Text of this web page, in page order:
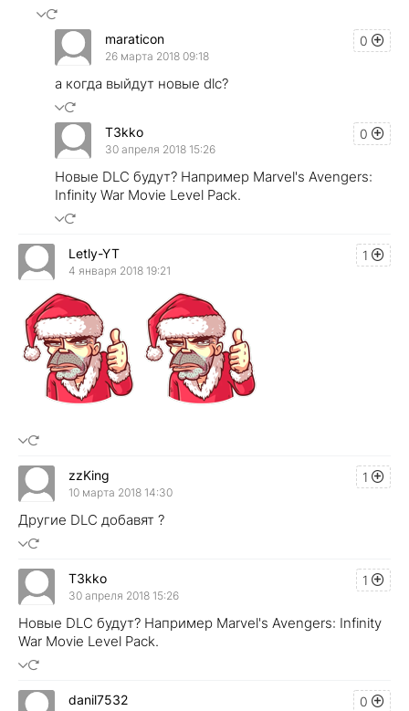
0
maraticon
26 марта 2018 09:18
а когда выйдут новые dlc?
0
T3kko
30 апреля 2018 15:26
Новые DLC будут? Например Marvel's Avengers:
Infinity War Movie Level Pack.
1
Letly-YT
4 января 2018 19:21
1
zzKing
10 марта 2018 14:30
Другие DLC добавят ?
1
T3kko
30 апреля 2018 15:26
Новые DLC будут? Например Marvel's Avengers: Infinity
War Movie Level Pack.
0
danil7532